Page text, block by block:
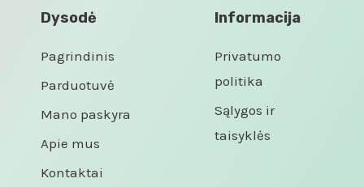
Dysodė
Pagrindinis
Parduotuvė
Mano paskyra
Apie mus
Kontaktai
Informacija
Privatumo
politika
Sąlygos ir
taisyklės